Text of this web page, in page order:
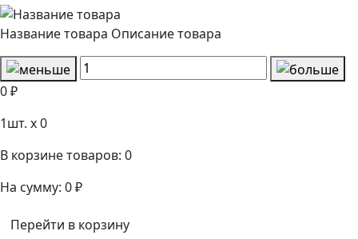
Название товара Описание товара
0 ₽
1шт. x0
В корзине товаров: 0
На сумму: 0 ₽
Перейти в корзину